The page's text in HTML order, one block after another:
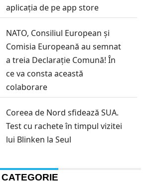
aplicația de pe app store
NATO, Consiliul European și
Comisia Europeană au semnat
a treia Declarație Comună! În
ce va consta această
colaborare
Coreea de Nord sfidează SUA.
Test cu rachete în timpul vizitei
lui Blinken la Seul